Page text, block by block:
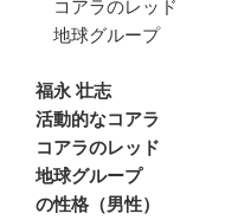
コアラのレッド
地球グループ
福永 壮志
活動的なコアラ
コアラのレッド
地球グループ
の性格（男性）